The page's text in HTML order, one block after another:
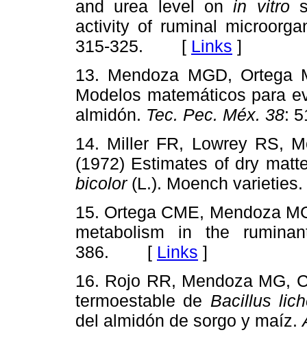
and urea level onin vitro
activity of ruminal
315-325. [ Links ]
13. Mendoza MGD, Ortega
Modelos matemáticos para
almidón. Tec. Pec. Méx. 38:
14. Miller FR, Lowrey RS,
(1972) Estimates of dry
bicolor(L.). Moench varieties.
15. Ortega CME, Mendoza
metabolism in the
386. [ Links ]
16. Rojo RR, Mendoza MG,
termoestable de Bacillus
del almidón de sorgo y maíz.